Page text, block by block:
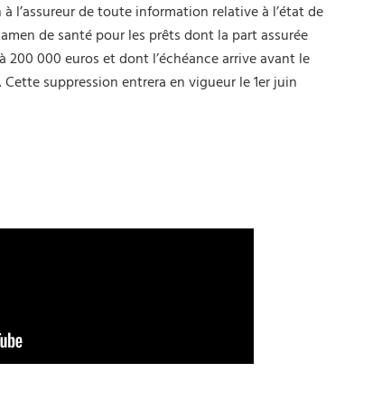
l’assureur de toute information relative à l’état de
de santé pour les prêts dont la part assurée
200 000 euros et dont l’échéance arrive avant le
Cette suppression entrera en vigueur le 1er juin